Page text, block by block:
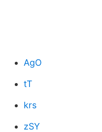
AgO
tT
krs
zSY